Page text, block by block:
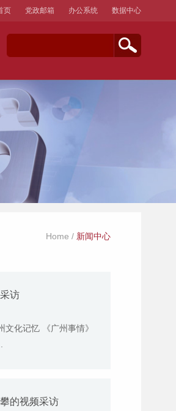
页 党政邮箱 办公系统 数据中心
Home / 新闻中心
访
化记忆 《广州事情》
的视频采访